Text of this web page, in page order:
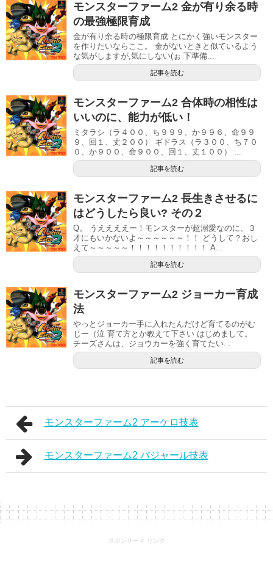
モンスターファーム2 金が有り余る時
の最強極限育成
金が有り余る時の極限育成 とにかく強いモンスター
を作りたいならここ。 金がないときと似ているよう
な気がしますが,気にしない(ぉ 下準備...
記事を読む
モンスターファーム2 合体時の相性は
いいのに、能力が低い！
ミタラシ（ラ４００、ち９９９、か９９６、命９９
９、回１、丈２００） ギドラス（ラ３００、ち７０
０、か９００、命９００、回１、丈１００） ...
記事を読む
モンスターファーム2 長生きさせるに
はどうしたら良い? その２
Q。 うええええー！モンスターが超溺愛なのに、３
才にもいかないよ～～～～～～！！ どうして？おし
えて～～～～～！！！！！！！！！！ A...
記事を読む
モンスターファーム2 ジョーカー育成
法
やっとジョーカー手に入れたんだけど育てるのがむ
じー（泣 育て方とか教えて下さい はじめまして。
チーズさんは、ジョウカーを強く育てたい...
記事を読む
モンスターファーム2 アーケロ技表
モンスターファーム2 バジャール技表
スポンサード リンク